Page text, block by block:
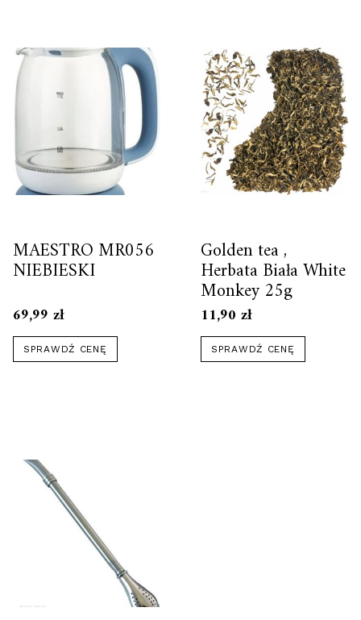
MAESTRO MR056
NIEBIESKI
69,99 zł
SPRAWDŹ CENĘ
Golden tea ,
Herbata Biała White
Monkey 25g
11,90 zł
SPRAWDŹ CENĘ